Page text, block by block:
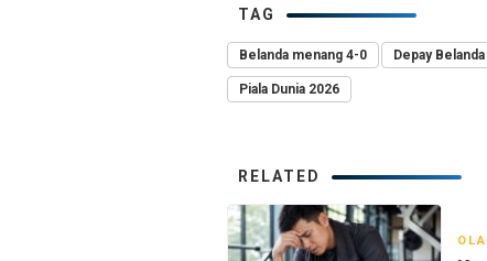
TAG
Belanda menang 4-0 Depay Belanda
Piala Dunia 2026
RELATED